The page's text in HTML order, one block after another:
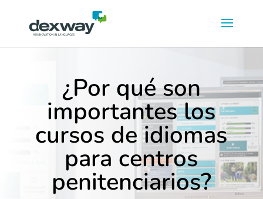
¿Por qué son
importantes los
cursos de idiomas
para centros
penitenciarios?